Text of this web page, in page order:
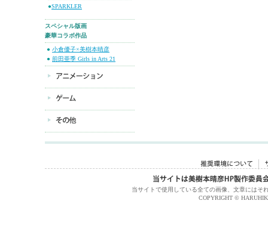
●SPARKLER
スペシャル版画
豪華コラボ作品
● 小倉優子×美樹本晴彦
● 前田亜季 Girls in Arts 21
当サイトで使用している全ての画像、文章にはそ
COPYRIGHT ©